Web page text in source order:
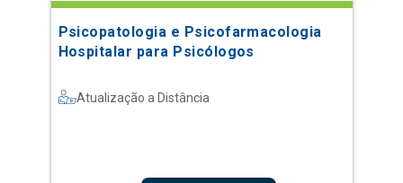
Psicopatologia e Psicofarmacologia
Hospitalar para Psicólogos
Atualização a Distância